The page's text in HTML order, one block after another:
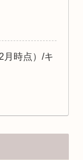
月時点）/キ